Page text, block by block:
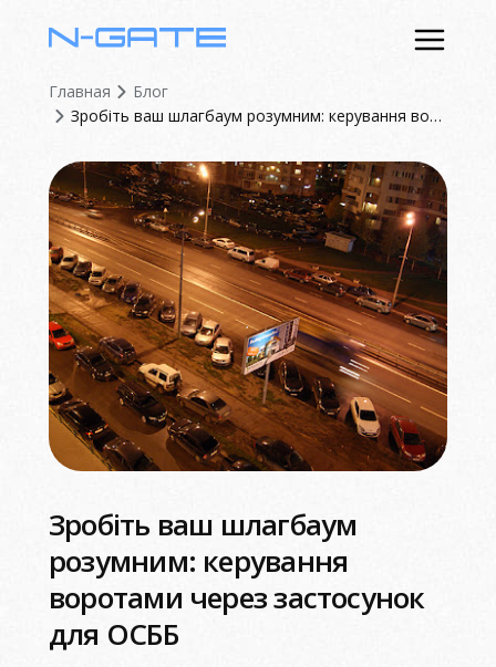
Про пристрій
Контакти
ЗАЛИШИТИ ЗАЯВКУ
Главная
Блог
Зробіть ваш шлагбаум розумним: керування воротами через застосунок для ОСББ
Зробіть ваш шлагбаум
розумним: керування
воротами через застосунок
для ОСББ